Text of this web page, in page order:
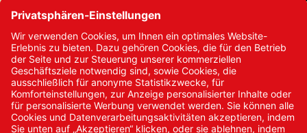
Kontakt
Kontakt/Anfrage
Neukundenanmeldung
Kennwort vergessen